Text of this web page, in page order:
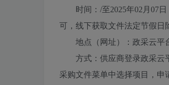
时间： /至2025年02月07日
可，线下获取文件法定节假日
地点（网址）： 政采云平
方式： 供应商登录政采云
采购文件菜单中选择项目，申